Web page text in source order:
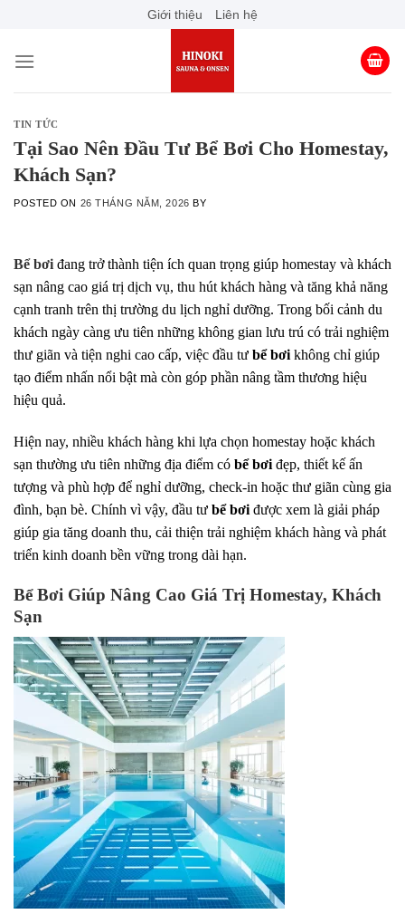
content
Giới thiệu Liên hệ
TIN TỨC
Tại Sao Nên Đầu Tư Bể Bơi Cho Homestay,
Khách Sạn?
POSTED ON 26 THÁNG NĂM, 2026 BY
Bể bơi đang trở thành tiện ích quan trọng giúp homestay và khách
sạn nâng cao giá trị dịch vụ, thu hút khách hàng và tăng khả năng
cạnh tranh trên thị trường du lịch nghỉ dưỡng. Trong bối cảnh du
khách ngày càng ưu tiên những không gian lưu trú có trải nghiệm
thư giãn và tiện nghi cao cấp, việc đầu tư bể bơi không chỉ giúp
tạo điểm nhấn nổi bật mà còn góp phần nâng tầm thương hiệu
hiệu quả.
Hiện nay, nhiều khách hàng khi lựa chọn homestay hoặc khách
sạn thường ưu tiên những địa điểm có bể bơi đẹp, thiết kế ấn
tượng và phù hợp để nghỉ dưỡng, check-in hoặc thư giãn cùng gia
đình, bạn bè. Chính vì vậy, đầu tư bể bơi được xem là giải pháp
giúp gia tăng doanh thu, cải thiện trải nghiệm khách hàng và phát
triển kinh doanh bền vững trong dài hạn.
Bể Bơi Giúp Nâng Cao Giá Trị Homestay, Khách
Sạn